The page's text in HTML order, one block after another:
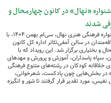
«نهال» در کانون چهارمحال و
شدند
آیین پایانی جشنواره فرهنگی هنری نهال، سی‌ام بهمن ۱۴۰۴، با
در سالن آمفی‌تئاتر اداره کل کانون
و بختیاری برگزار شد. این رویداد که با
سپاه پاسداران، آموزش و پرورش و مهدهای
خلاقانه کودکان در رشته‌های متنوع فرهنگی
در بخش‌هایی چون پادکست، شعرخوانی،
مورد تقدیر قرار گرفتند تا شور و انگیزه